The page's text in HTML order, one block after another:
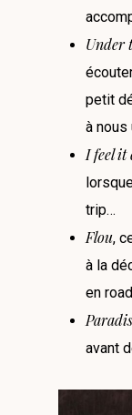
Under
petit
à nous
I feel it
trip…
Flou,
à la
en
Paradis
avant